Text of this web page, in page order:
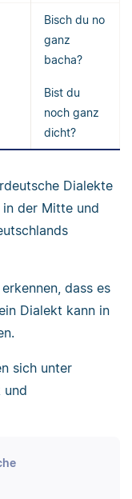
Bisch du no
ganz
bacha?
Bist du
noch ganz
dicht?
Dialekte
der Mitte und
dass es
Dialekt kann in
sich unter
und